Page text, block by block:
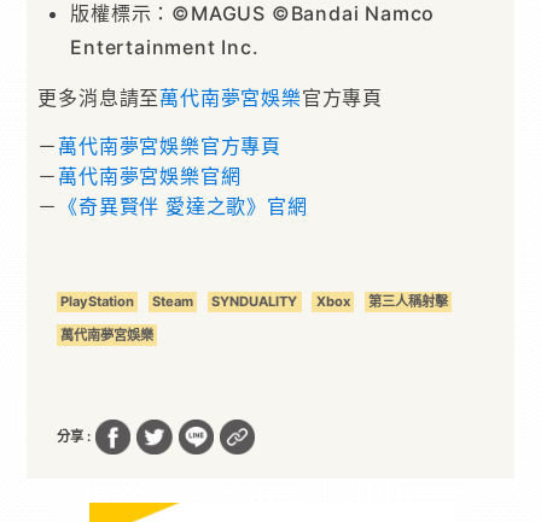
版權標示：©MAGUS ©Bandai Namco
Entertainment Inc.
更多消息請至萬代南夢宮娛樂官方專頁
－ 萬代南夢宮娛樂官方專頁
－ 萬代南夢宮娛樂官網
－ 《奇異賢伴 愛達之歌》官網
PlayStation Steam SYNDUALITY Xbox
第三人稱射擊
萬代南夢宮娛樂
分享 :